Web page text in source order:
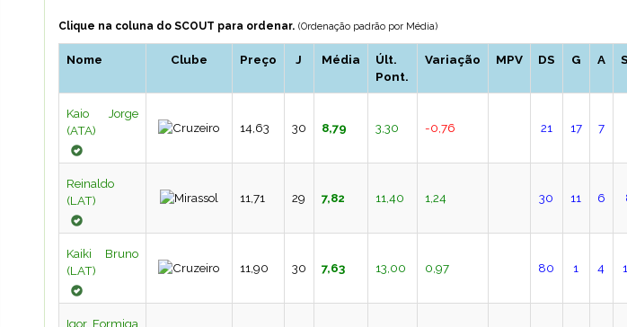
Clique na coluna do SCOUT para ordenar. (Ordenação padrão por Média)
Nome Clube Preço J Média
Últ.
Pont.
Variação MPV DS G A
Kaio Jorge
(ATA)
14,63 30 8,79 3,30 -0,76 21 17 7
Reinaldo
(LAT)
11,71 29 7,82 11,40 1,24 30 11 6
Kaiki Bruno
(LAT)
11,90 30 7,63 13,00 0,97 80 1 4
Igor Formiga